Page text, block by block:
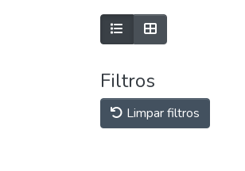
Filtros
Limpar filtros